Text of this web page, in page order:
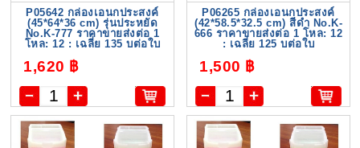
P05642 กล่องเอนกประสงค์
(45*64*36 cm) รุ่นประหยัด
No.K-777 ราคาขายส่งต่อ 1
โหล: 12 : เฉลี่ย 135 บต่อใบ
1,620 ฿
P06265 กล่องเอนกประสงค์
(42*58.5*32.5 cm) สีดำ No.K-
666 ราคาขายส่งต่อ 1 โหล: 12
: เฉลี่ย 125 บต่อใบ
1,500 ฿